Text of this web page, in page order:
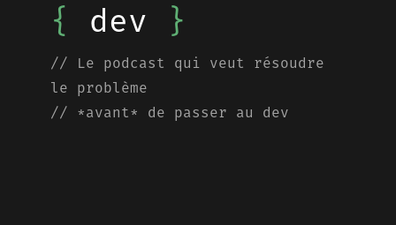
{
dev }
// Le podcast qui veut résoudre
le problème
// *avant* de passer au dev